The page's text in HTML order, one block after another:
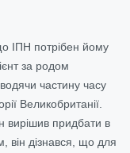
ІПН потрібен йому
за родом
частину часу
Великобританії.
вирішив придбати в
він дізнався, що для